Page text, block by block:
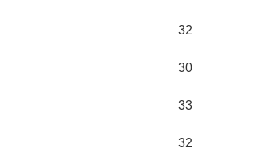
32
30
33
32